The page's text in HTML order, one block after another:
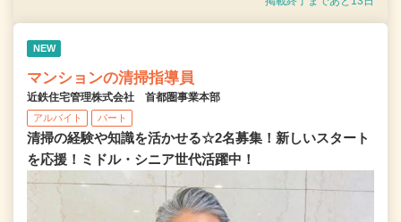
NEW
マンションの清掃指導員
近鉄住宅管理株式会社 首都圏事業本部
アルバイト パート
清掃の経験や知識を活かせる☆2名募集！新しいスタート
を応援！ミドル・シニア世代活躍中！